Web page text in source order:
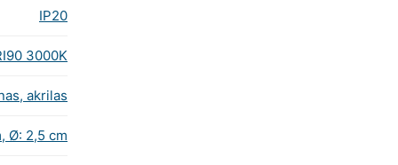
IP20
3000K
akrilas
Ø: 2,5 cm